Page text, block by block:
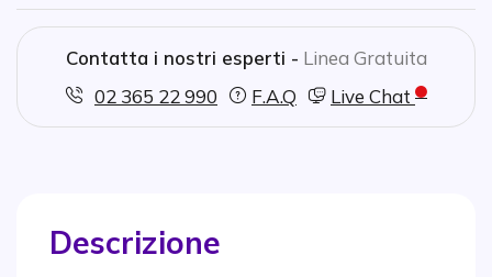
Contatta i nostri esperti - Linea Gratuita
02 365 22 990
F.A.Q Live Chat
Descrizione